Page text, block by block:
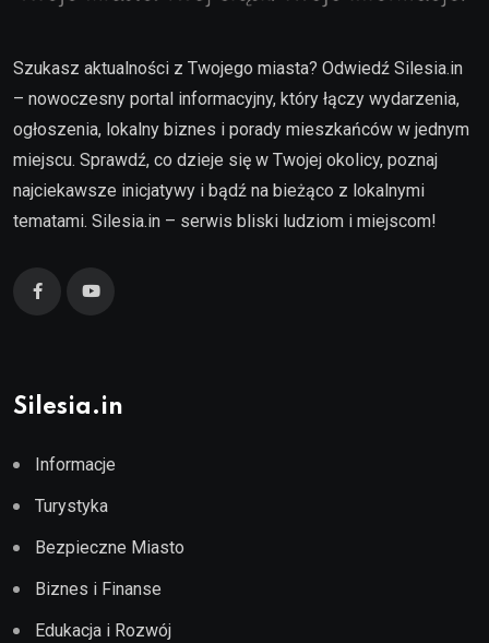
Szukasz aktualności z Twojego miasta? Odwiedź Silesia.in
– nowoczesny portal informacyjny, który łączy wydarzenia,
ogłoszenia, lokalny biznes i porady mieszkańców w jednym
miejscu. Sprawdź, co dzieje się w Twojej okolicy, poznaj
najciekawsze inicjatywy i bądź na bieżąco z lokalnymi
tematami. Silesia.in – serwis bliski ludziom i miejscom!
Silesia.in
Informacje
Turystyka
Bezpieczne Miasto
Biznes i Finanse
Edukacja i Rozwój